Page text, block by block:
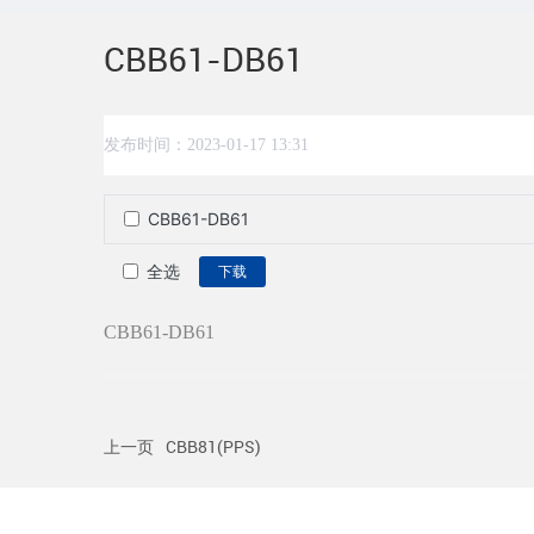
CBB61-DB61
发布时间： 2023-01-17 13:31
CBB61-DB61
全选 下载
CBB61-DB61
上一页 CBB81(PPS)